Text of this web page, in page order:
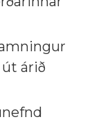
árið